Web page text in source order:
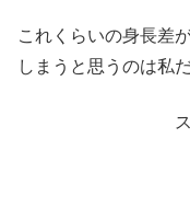
これくらいの身長差
しまうと思うのは私